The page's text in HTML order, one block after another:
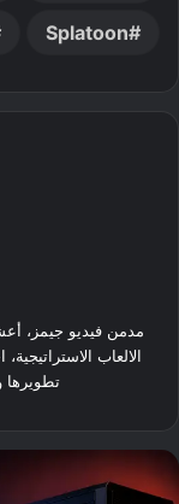
Splatoon
مدمن فيديو جيمز،
الالعاب
تطويرها